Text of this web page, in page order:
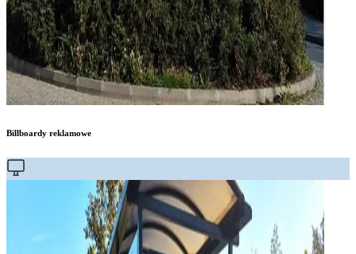
Billboardy reklamowe